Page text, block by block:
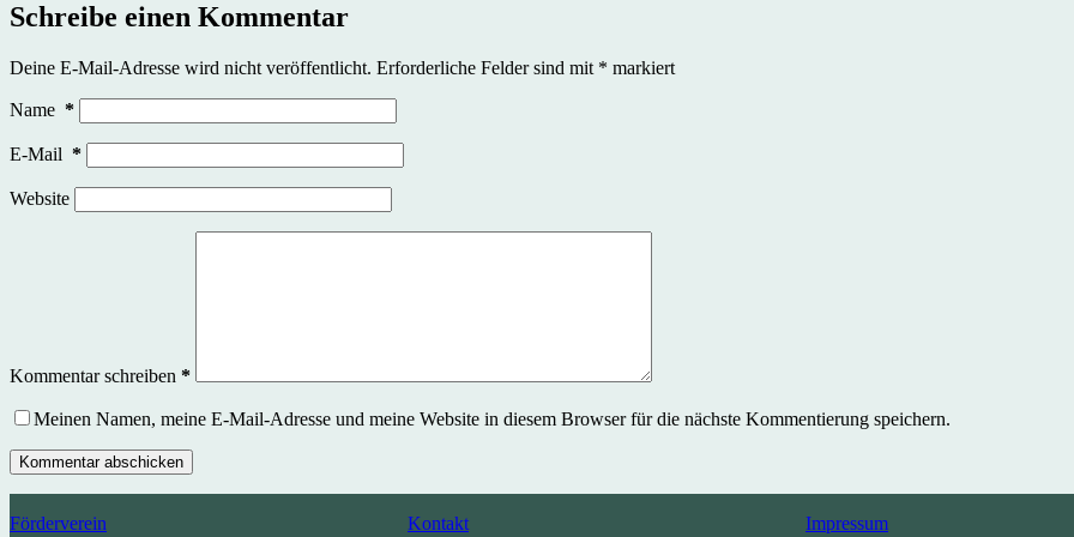
Schreibe einen Kommentar
Deine E-Mail-Adresse wird nicht veröffentlicht. Erforderliche Felder sind mit * markiert
Name *
E-Mail *
Website
Kommentar schreiben *
Meinen Namen, meine E-Mail-Adresse und meine Website in diesem Browser für die nächste Kommentierung speichern.
Kommentar abschicken
Förderverein Kontakt Impressum